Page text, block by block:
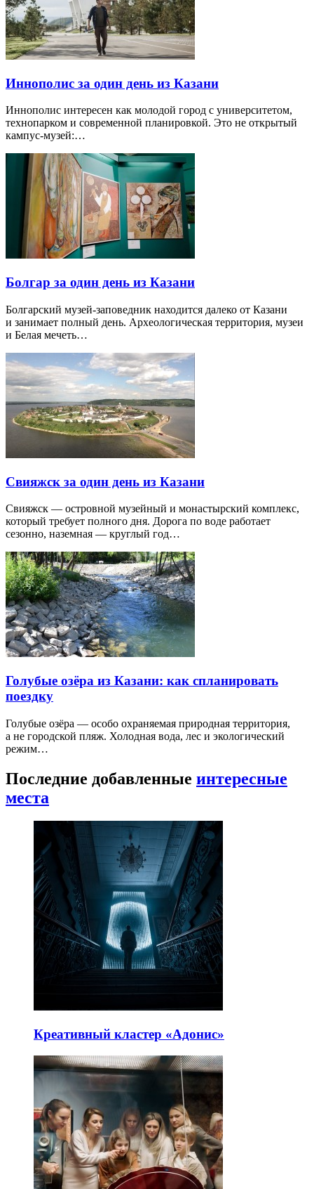
Иннополис за один день из Казани
Иннополис интересен как молодой город с университетом,
технопарком и современной планировкой. Это не открытый
кампус-музей:…
Болгар за один день из Казани
Болгарский музей-заповедник находится далеко от Казани
и занимает полный день. Археологическая территория, музеи
и Белая мечеть…
Свияжск за один день из Казани
Свияжск — островной музейный и монастырский комплекс,
который требует полного дня. Дорога по воде работает
сезонно, наземная — круглый год…
Голубые озёра из Казани: как спланировать
поездку
Голубые озёра — особо охраняемая природная территория,
а не городской пляж. Холодная вода, лес и экологический
режим…
Последние добавленные интересные
места
Креативный кластер «Адонис»